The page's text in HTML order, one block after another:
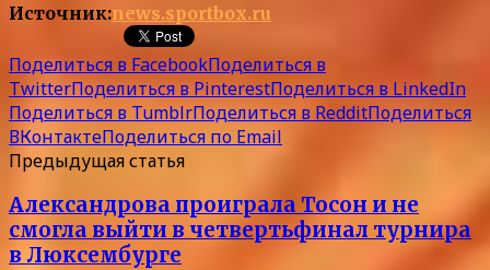
Источник:news.sportbox.ru
Поделиться в FacebookПоделиться в
TwitterПоделиться в PinterestПоделиться в LinkedIn
Поделиться в TumblrПоделиться в RedditПоделиться
ВКонтактеПоделиться по Email
Предыдущая статья
Александрова проиграла Тосон и не
смогла выйти в четвертьфинал турнира
в Люксембурге